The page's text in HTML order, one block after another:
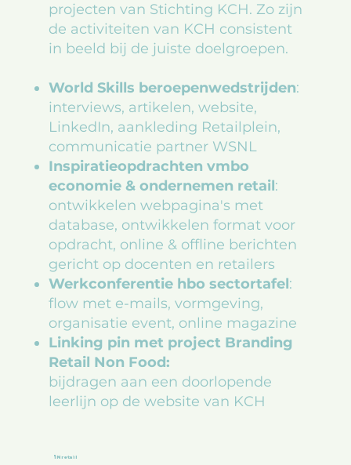
projecten van Stichting KCH. Zo zijn
de activiteiten van KCH consistent
in beeld bij de juiste doelgroepen.
World Skills beroepenwedstrijden:
interviews, artikelen, website,
LinkedIn, aankleding Retailplein,
communicatie partner WSNL
Inspiratieopdrachten vmbo
economie & ondernemen retail:
ontwikkelen webpagina's met
database, ontwikkelen format voor
opdracht, online & offline berichten
gericht op docenten en retailers
Werkconferentie hbo sectortafel:
flow met e-mails, vormgeving,
organisatie event, online magazine
Linking pin met project Branding
Retail Non Food:
bijdragen aan een doorlopende
leerlijn op de website van KCH
INretail